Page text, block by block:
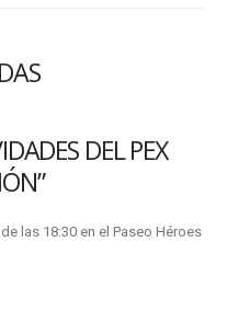
PEX
el Paseo Héroes
EL
En el